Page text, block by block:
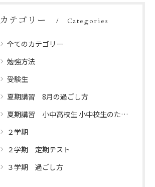
カテゴリー Categories
全てのカテゴリー
勉強方法
受験生
夏期講習 8月の過ごし方
夏期講習 小中高校生 小中校生のための夏休みプログラム
２学期
２学期 定期テスト
３学期 過ごし方